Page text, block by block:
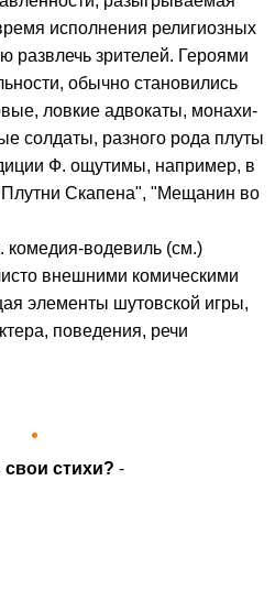
стихи? -
исполнения религиозных
развлечь зрителей. Героями
обычно становились
ловкие адвокаты, монахи-
солдаты, разного рода плуты
Ф. ощутимы, например, в
Скапена", "Мещанин во
комедия-водевиль (см.)
внешними комическими
элементы шутовской игры,
поведения, речи